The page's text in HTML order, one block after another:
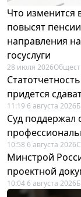
Что изменится
повысят
направления
госуслуги
28 июля 2026
придется
11:19 6 августа 2026
Суд поддержал
10:58 6 августа 2026
Минстрой
проектной
10:04 6 августа 2026